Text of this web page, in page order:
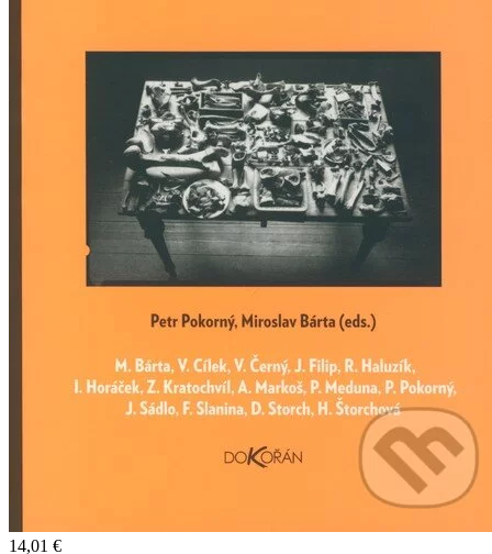
14,01 €